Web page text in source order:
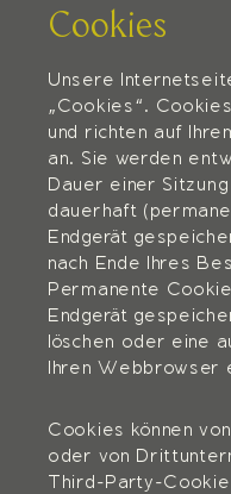
Cookies
Unsere
„Cookies“.
und richten auf
an. Sie werden
Dauer einer
dauerhaft
Endgerät
nach Ende Ihres
Permanente
Endgerät
löschen oder eine
Ihren Webbrowser
Cookies können
oder von
Third-Party-